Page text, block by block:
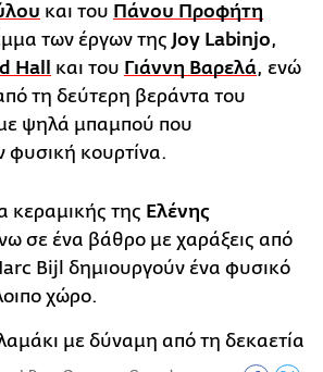
και του Πάνου Προφήτη
των έργων της Joy Labinjo,
Hall και του Γιάννη Βαρελά, ενώ
τη δεύτερη βεράντα του
ψηλά μπαμπού που
φυσική κουρτίνα.
κεραμικής της Ελένης
σε ένα βάθρο με χαράξεις από
Bijl δημιουργούν ένα φυσικό
χώρο.